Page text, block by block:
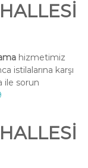
hizmetimiz
istilalarına karşı
ile sorun